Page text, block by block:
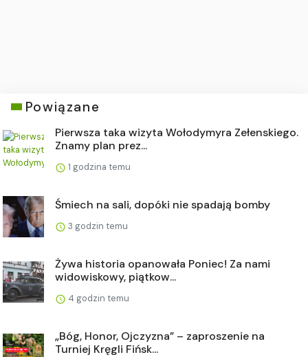
Powiązane
Pierwsza taka wizyta Wołodymyra Zełenskiego.
Znamy plan prez...
1 godzina temu
Śmiech na sali, dopóki nie spadają bomby
3 godzin temu
Żywa historia opanowała Poniec! Za nami
widowiskowy, piątkow...
4 godzin temu
„Bóg, Honor, Ojczyzna” – zaproszenie na
Turniej Kręgli Fińsk...